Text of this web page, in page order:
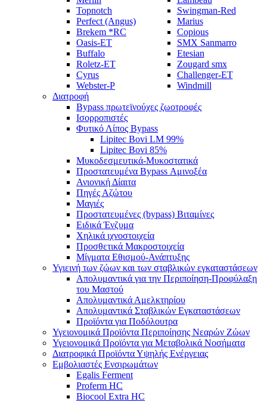
Topnotch
Perfect (Angus)
Brekem *RC
Oasis-ET
Buffalo
Roletz-ET
Cyrus
Webster-P
Swingman-Red
Marius
Copious
SMX Sanmarro
Etesian
Zougard smx
Challenger-ET
Windmill
Διατροφή
Bypass πρωτεϊνούχες ζωοτροφές
Ισορροπιστές
Φυτικό Λίπος Bypass
Lipitec Bovi LM 99%
Lipitec Bovi 85%
Μυκοδεσμευτικά-Μυκοστατικά
Προστατευμένα Bypass Αμινοξέα
Ανιονική Δίαιτα
Πηγές Αζώτου
Μαγιές
Προστατευμένες (bypass) Βιταμίνες
Ειδικά Ένζυμα
Χηλικά ιχνοστοιχεία
Προσθετικά Μακροστοιχεία
Μίγματα Εθισμού-Ανάπτυξης
Υγιεινή των ζώων και των σταβλικών εγκαταστάσεων
Απολυμαντικά για την Περιποίηση-Προφύλαξη
του Μαστού
Απολυμαντικά Αμελκτηρίου
Απολυμαντικά Σταβλικών Εγκαταστάσεων
Προϊόντα για Ποδόλουτρα
Υγειονομικά Προϊόντα Περιποίησης Νεαρών Ζώων
Υγειονομικά Προϊόντα για Μεταβολικά Νοσήματα
Διατροφικά Προϊόντα Υψηλής Ενέργειας
Εμβολιαστές Ενσιρωμάτων
Egalis Ferment
Proferm HC
Biocool Extra HC